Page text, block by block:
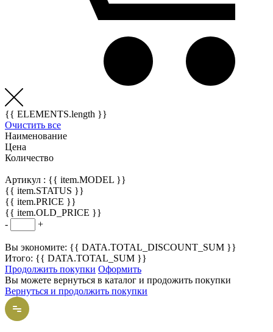
{{ ELEMENTS.length }}
Очистить все
Наименование
Цена
Количество
Артикул : {{ item.MODEL }}
{{ item.STATUS }}
{{ item.PRICE }}
{{ item.OLD_PRICE }}
-
+
Вы экономите: {{ DATA.TOTAL_DISCOUNT_SUM }}
Итого: {{ DATA.TOTAL_SUM }}
Продолжить покупки Оформить
Вы можете вернуться в каталог и продожить покупки
Вернуться и продолжить покупки